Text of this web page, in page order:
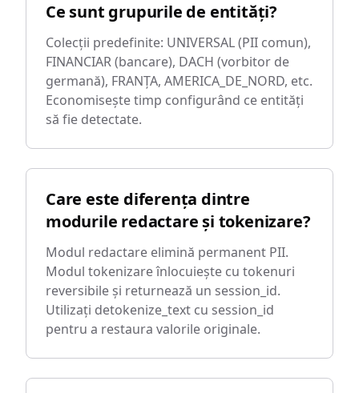
Ce sunt grupurile de entități?
Colecții predefinite: UNIVERSAL (PII comun),
FINANCIAR (bancare), DACH (vorbitor de
germană), FRANȚA, AMERICA_DE_NORD, etc.
Economisește timp configurând ce entități
să fie detectate.
Care este diferența dintre
modurile redactare și tokenizare?
Modul redactare elimină permanent PII.
Modul tokenizare înlocuiește cu tokenuri
reversibile și returnează un session_id.
Utilizați detokenize_text cu session_id
pentru a restaura valorile originale.